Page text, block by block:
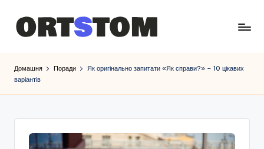
Домашня Поради
Як оригінально запитати «Як справи?» – 10 цікавих
варіантів